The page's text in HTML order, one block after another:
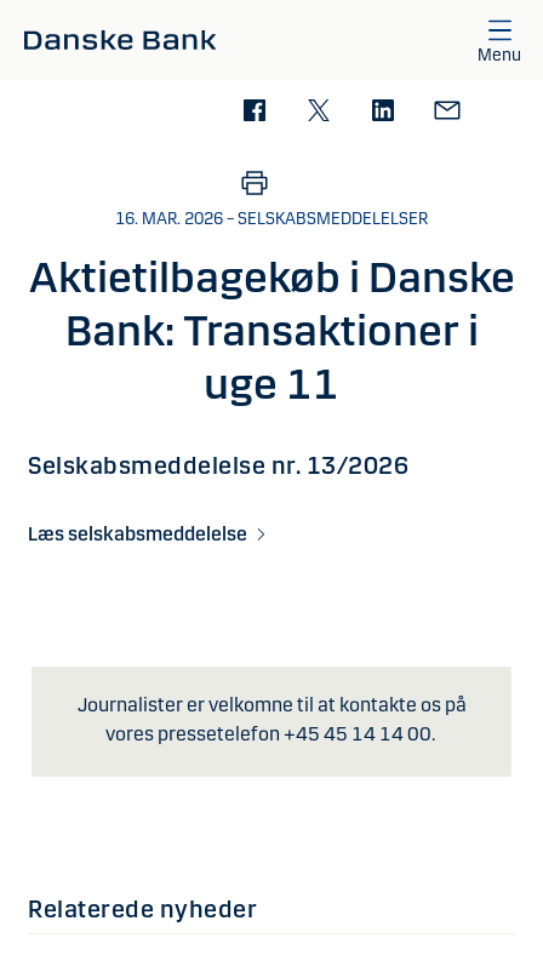
Menu
16. MAR. 2026 – SELSKABSMEDDELELSER
Aktietilbagekøb i Danske
Bank: Transaktioner i
uge 11
Selskabsmeddelelse nr. 13/2026
Læs selskabsmeddelelse
Journalister er velkomne til at kontakte os på
vores pressetelefon +45 45 14 14 00.
Relaterede nyheder